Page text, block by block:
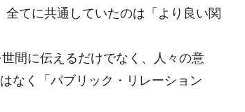
てに共通していたのは「より良い関
間に伝えるだけでなく、人々の意
なく「パブリック・リレーション